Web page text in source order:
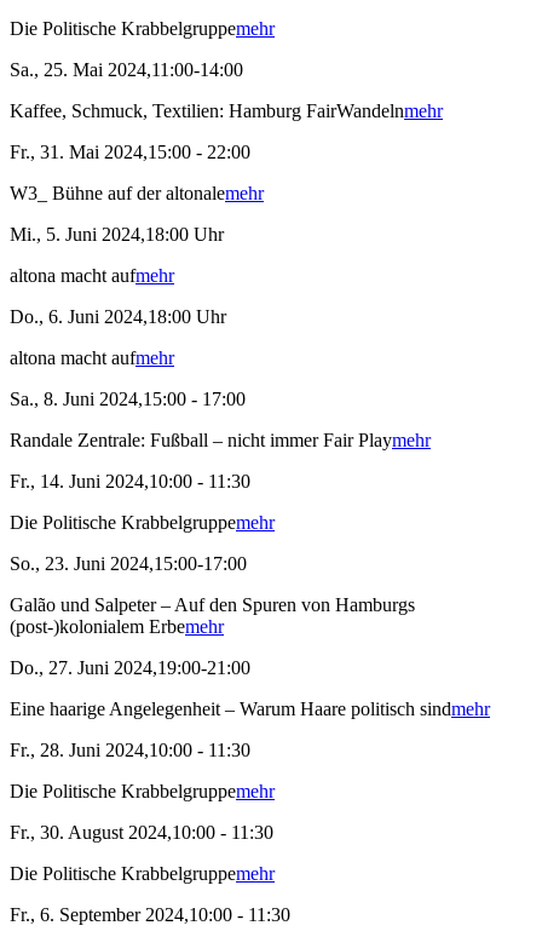
Die Politische Krabbelgruppemehr
Sa., 25. Mai 2024,11:00-14:00
Kaffee, Schmuck, Textilien: Hamburg FairWandelnmehr
Fr., 31. Mai 2024,15:00 - 22:00
W3_ Bühne auf der altonalemehr
Mi., 5. Juni 2024,18:00 Uhr
altona macht aufmehr
Do., 6. Juni 2024,18:00 Uhr
altona macht aufmehr
Sa., 8. Juni 2024,15:00 - 17:00
Randale Zentrale: Fußball – nicht immer Fair Playmehr
Fr., 14. Juni 2024,10:00 - 11:30
Die Politische Krabbelgruppemehr
So., 23. Juni 2024,15:00-17:00
Galão und Salpeter – Auf den Spuren von Hamburgs
(post-)kolonialem Erbemehr
Do., 27. Juni 2024,19:00-21:00
Eine haarige Angelegenheit – Warum Haare politisch sindmehr
Fr., 28. Juni 2024,10:00 - 11:30
Die Politische Krabbelgruppemehr
Fr., 30. August 2024,10:00 - 11:30
Die Politische Krabbelgruppemehr
Fr., 6. September 2024,10:00 - 11:30